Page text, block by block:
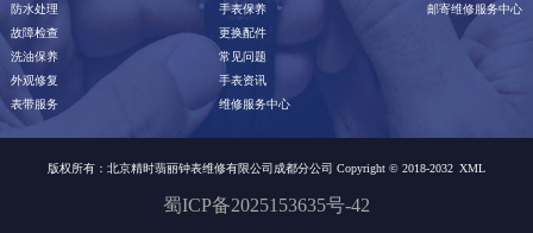
防水处理
故障检查
洗油保养
外观修复
表带服务
手表保养
更换配件
常见问题
手表资讯
维修服务中心
邮寄维修服务中心
版权所有：北京精时翡丽钟表维修有限公司成都分公司 Copyright © 2018-2032 XML
蜀ICP备2025153635号-42